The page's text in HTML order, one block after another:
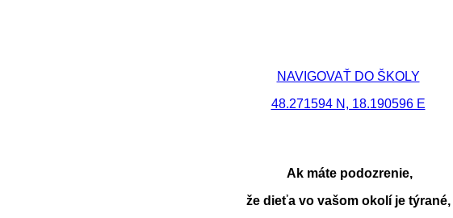
NAVIGOVAŤ DO ŠKOLY
48.271594 N, 18.190596 E
Ak máte podozrenie,
že dieťa vo vašom okolí je týrané,